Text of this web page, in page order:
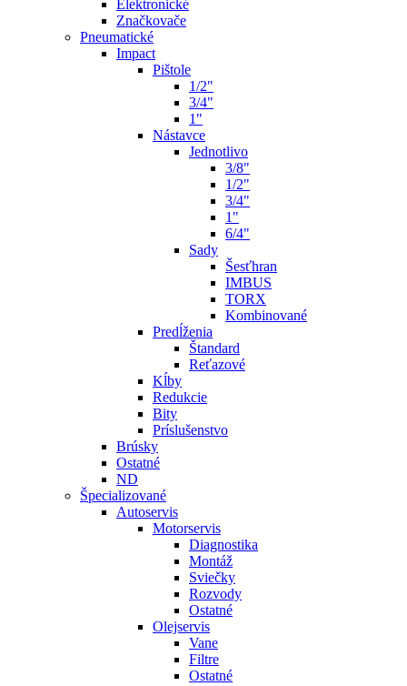
Elektronické
Značkovače
Pneumatické
Impact
Pištole
1/2"
3/4"
1"
Nástavce
Jednotlivo
3/8"
1/2"
3/4"
1"
6/4"
Sady
Šesťhran
IMBUS
TORX
Kombinované
Predĺženia
Štandard
Reťazové
Kĺby
Redukcie
Bity
Príslušenstvo
Brúsky
Ostatné
ND
Špecializované
Autoservis
Motorservis
Diagnostika
Montáž
Sviečky
Rozvody
Ostatné
Olejservis
Vane
Filtre
Ostatné